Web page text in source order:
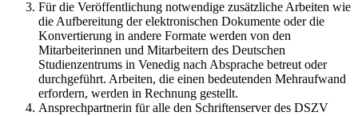
Für die Veröffentlichung notwendige zusätzliche Arbeiten wie
die Aufbereitung der elektronischen Dokumente oder die
Konvertierung in andere Formate werden von den
Mitarbeiterinnen und Mitarbeitern des Deutschen
Studienzentrums in Venedig nach Absprache betreut oder
durchgeführt. Arbeiten, die einen bedeutenden Mehraufwand
erfordern, werden in Rechnung gestellt.
Ansprechpartnerin für alle den Schriftenserver des DSZV